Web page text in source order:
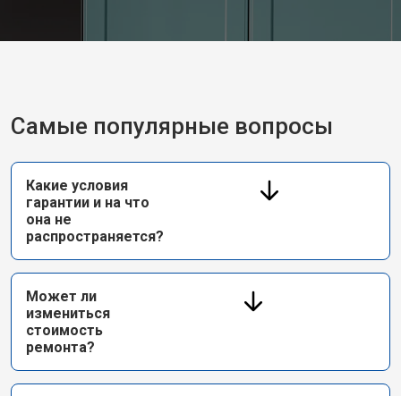
Самые популярные вопросы
Какие условия
гарантии и на что
она не
распространяется?
Может ли
измениться
стоимость
ремонта?